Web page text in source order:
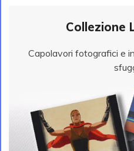
Collezione
Capolavori fotografici e